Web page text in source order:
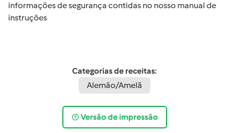
informações de segurança contidas no nosso manual de
instruções
Categorias de receitas:
Alemão/Amelã
Versão de impressão